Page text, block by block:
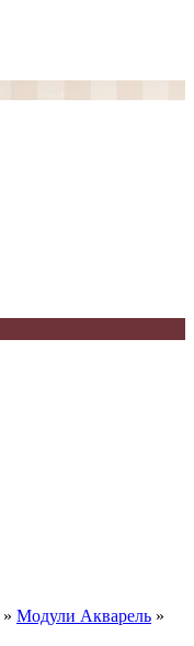
» Модули Акварель »